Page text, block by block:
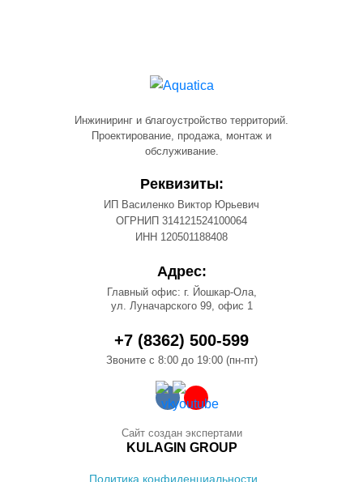
Инжиниринг и благоустройство территорий.
Проектирование, продажа, монтаж и
обслуживание.
Реквизиты:
ИП Василенко Виктор Юрьевич
ОГРНИП 314121524100064
ИНН 120501188408
Адрес:
Главный офис: г. Йошкар-Ола,
ул. Луначарского 99, офис 1
+7 (8362) 500-599
Звоните с 8:00 до 19:00 (пн-пт)
Политика конфиденциальности
Сайт создан экспертами
KULAGIN GROUP